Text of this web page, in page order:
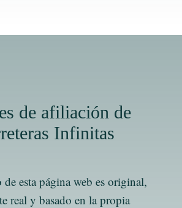
de afiliación de
Infinitas
esta página web es original,
real y basado en la propia